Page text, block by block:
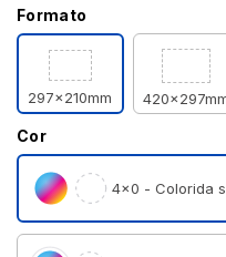
Formato
297x210mm
Cor
4×0 - Colorida